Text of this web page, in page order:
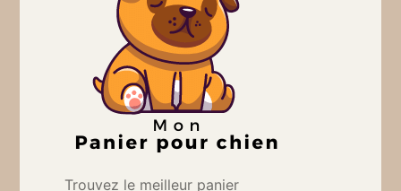
Trouvez le meilleur panier